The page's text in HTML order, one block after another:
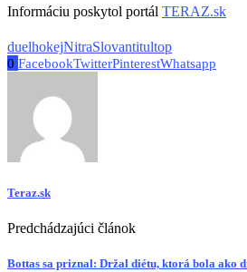
Informáciu poskytol portál TERAZ.sk
duelhokejNitraSlovantitultop
0 FacebookTwitterPinterestWhatsapp
Teraz.sk
Predchádzajúci článok
Bottas sa priznal: Držal diétu, ktorá bola ako